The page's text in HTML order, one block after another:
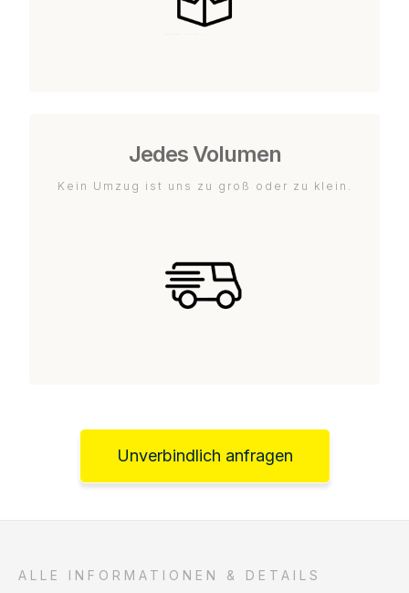
Jedes Volumen
Kein Umzug ist uns zu groß oder zu klein.
Unverbindlich anfragen
ALLE INFORMATIONEN & DETAILS